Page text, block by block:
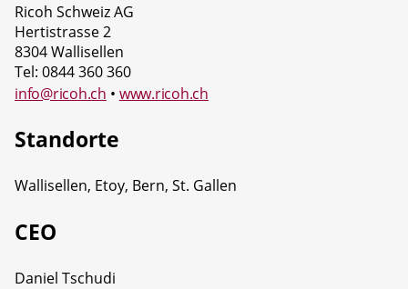
Ricoh Schweiz AG
Hertistrasse 2
8304 Wallisellen
Tel: 0844 360 360
info@ricoh.ch • www.ricoh.ch
Standorte
Wallisellen, Etoy, Bern, St. Gallen
CEO
Daniel Tschudi